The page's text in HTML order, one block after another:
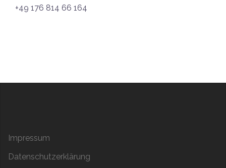
+49 176 814 66 164
Impressum
Datenschutzerklärung